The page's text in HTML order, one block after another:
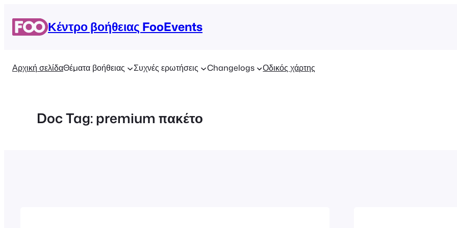
στο
περιεχόμενο
Κέντρο βοήθειας FooEvents
Αρχική σελίδαΘέματα βοήθειας Συχνές ερωτήσεις Changelogs Οδικός χάρτης
Doc Tag:premium πακέτο